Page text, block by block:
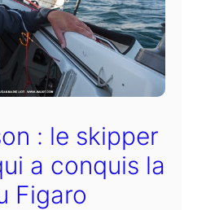
: le skipper
a conquis la
Figaro